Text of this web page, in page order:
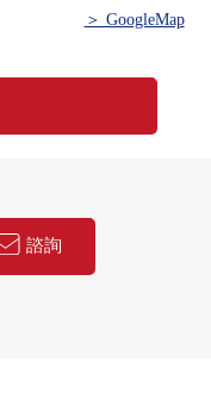
＞ GoogleMap
諮詢